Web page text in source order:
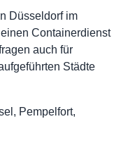
Düsseldorf im
Containerdienst
auch für
Städte
Pempelfort,